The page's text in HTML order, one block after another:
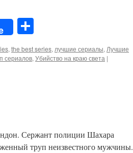
,the best series,лучшие сериалы,Лучшие
сериалов,Убийство на краю света |
Сержант полиции Шахара
труп неизвестного мужчины.